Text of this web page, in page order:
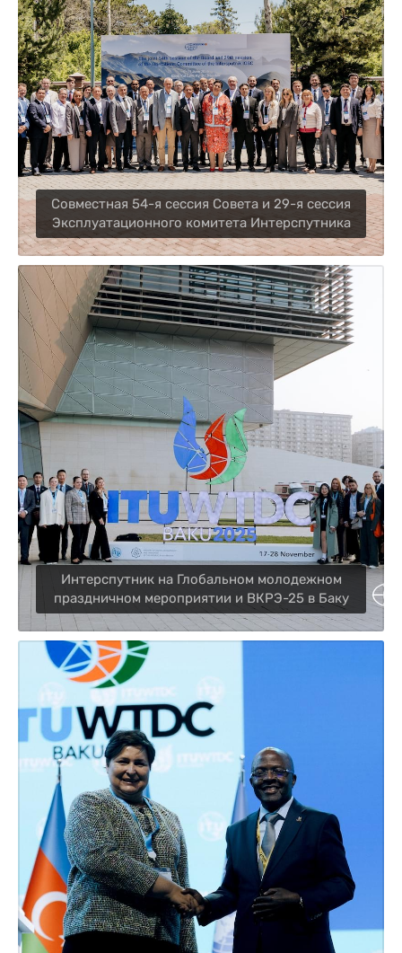
Cовместная 54-я сессия Совета и 29-я сессия
Эксплуатационного комитета Интерспутника
Интерспутник на Глобальном молодежном
праздничном мероприятии и ВКРЭ-25 в Баку